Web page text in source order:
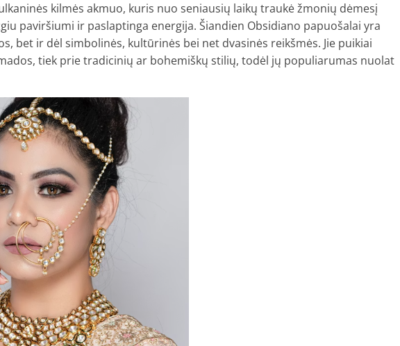
kilmės akmuo, kuris nuo seniausių laikų traukė žmonių dėmesį
paviršiumi ir paslaptinga energija. Šiandien Obsidiano papuošalai yra
bet ir dėl simbolinės, kultūrinės bei net dvasinės reikšmės. Jie puikiai
tiek prie tradicinių ar bohemiškų stilių, todėl jų populiarumas nuolat